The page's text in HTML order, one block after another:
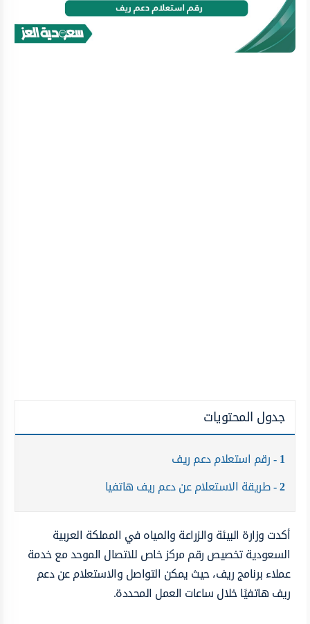
جدول المحتويات
1 رقم استعلام دعم ريف
2 طريقة الاستعلام عن دعم ريف هاتفيا
أكدت وزارة البيئة والزراعة والمياه في المملكة العربية
السعودية تخصيص رقم مركز خاص للاتصال الموحد مع خدمة
عملاء برنامج ريف، حيث يمكن التواصل والاستعلام عن دعم
ريف هاتفيًا خلال ساعات العمل المحددة.